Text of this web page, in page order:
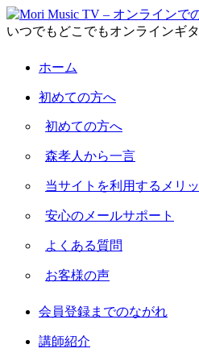
いつでもどこでもオンラインギ
ホーム
初めての方へ
初めての方へ
森孝人から一言
当サイトを利用するメリ
安心のメールサポート
よくある質問
お客様の声
会員登録までのながれ
講師紹介